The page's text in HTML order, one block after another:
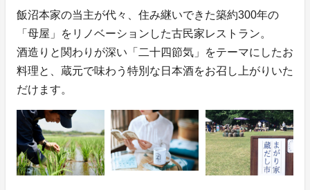
飯沼本家の当主が代々、住み継いできた築約300年の
「母屋」をリノベーションした古民家レストラン。
酒造りと関わりが深い「二十四節気」をテーマにしたお
料理と、蔵元で味わう特別な日本酒をお召し上がりいた
だけます。